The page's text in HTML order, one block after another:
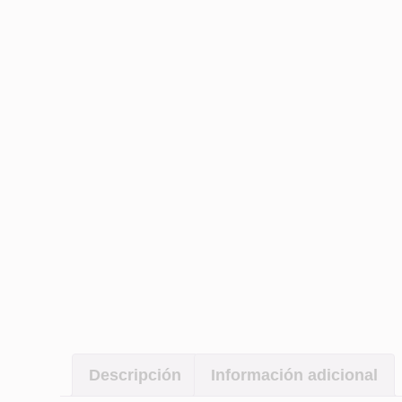
Descripción Información adicional